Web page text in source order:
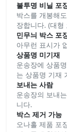
불투명 비닐 포
박스를 개봉해
장합니다. (대형
민무늬 박스 포
아무런 표시가
상품명 미기재
운송장에 상품
는 상품명 기재
보내는 사람
운송장의 보내
니다.
박스 제거 가능
오나홀 제품 포